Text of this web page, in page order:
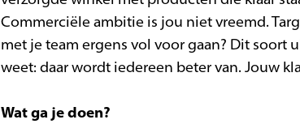
Commerciële ambitie is jou niet vreemd.
met je team ergens vol voor gaan? Dit soort
weet: daar wordt iedereen beter van. Jouw
Wat ga je doen?